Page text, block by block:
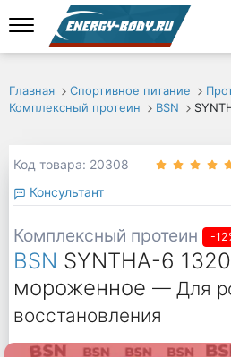
Главная Спортивное питание
Комплексный протеин
BSN
Код товара: 20308
Консультант
Комплексный протеин -
BSN SYNTHA-6
мороженное — Для
восстановления